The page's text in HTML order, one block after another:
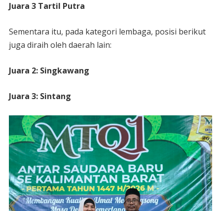
Juara 3 Tartil Putra
Sementara itu, pada kategori lembaga, posisi berikut
juga diraih oleh daerah lain:
Juara 2: Singkawang
Juara 3: Sintang